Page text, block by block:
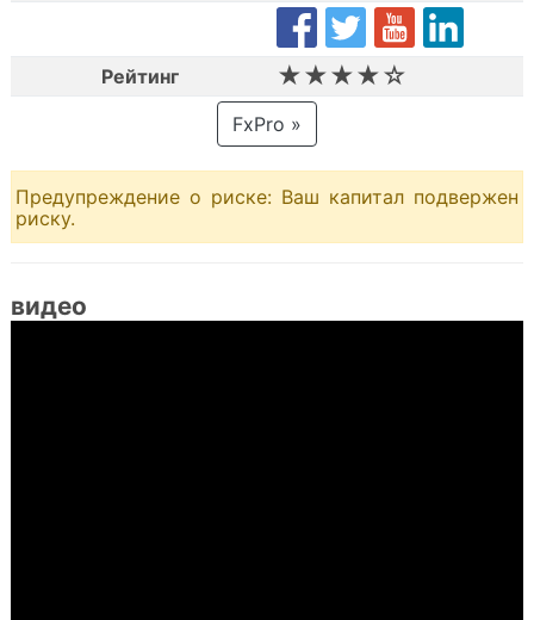
Рейтинг ★★★★☆
FxPro »
Предупреждение о риске: Ваш капитал подвержен
риску.
видео